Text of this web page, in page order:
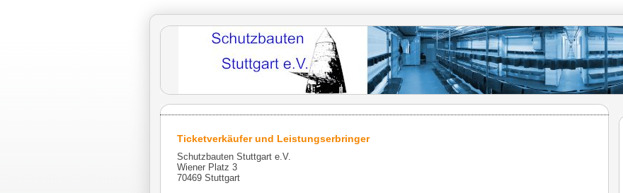
Ticketverkäufer und Leistungserbringer
Schutzbauten Stuttgart e.V.
Wiener Platz 3
70469 Stuttgart